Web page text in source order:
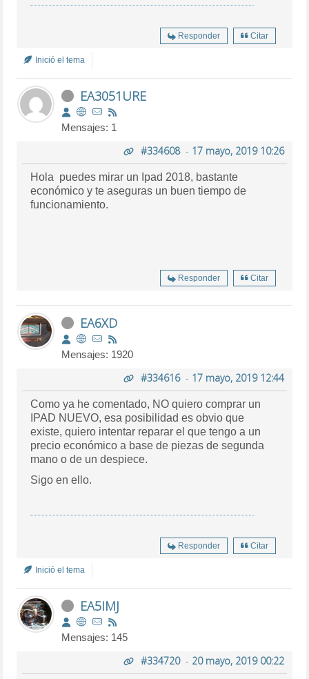
Responder Citar
Inició el tema
EA3051URE
Mensajes: 1
#334608- 17 mayo, 2019 10:26
Hola puedes mirar un Ipad 2018, bastante
económico y te aseguras un buen tiempo de
funcionamiento.
Responder Citar
EA6XD
Mensajes: 1920
#334616- 17 mayo, 2019 12:44
Como ya he comentado, NO quiero comprar un
IPAD NUEVO, esa posibilidad es obvio que
existe, quiero intentar reparar el que tengo a un
precio económico a base de piezas de segunda
mano o de un despiece.
Sigo en ello.
Responder Citar
Inició el tema
EA5IMJ
Mensajes: 145
#334720- 20 mayo, 2019 00:22